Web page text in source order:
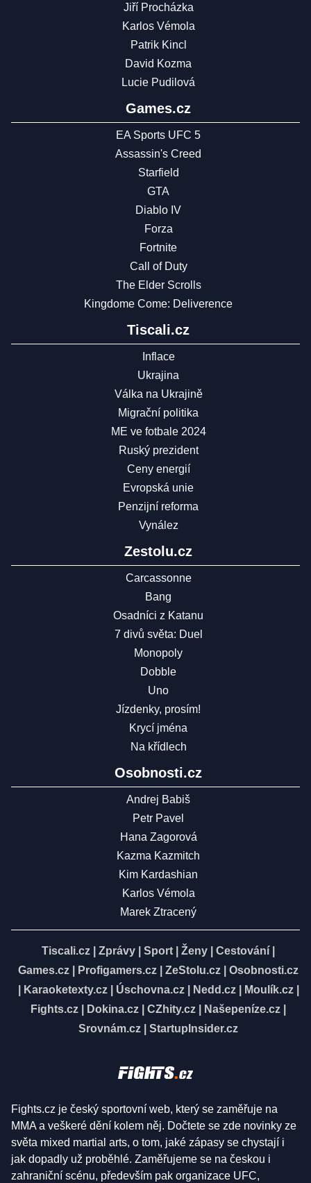
Jiří Procházka
Karlos Vémola
Patrik Kincl
David Kozma
Lucie Pudilová
Games.cz
EA Sports UFC 5
Assassin's Creed
Starfield
GTA
Diablo IV
Forza
Fortnite
Call of Duty
The Elder Scrolls
Kingdome Come: Deliverence
Tiscali.cz
Inflace
Ukrajina
Válka na Ukrajině
Migrační politika
ME ve fotbale 2024
Ruský prezident
Ceny energií
Evropská unie
Penzijní reforma
Vynález
Zestolu.cz
Carcassonne
Bang
Osadníci z Katanu
7 divů světa: Duel
Monopoly
Dobble
Uno
Jízdenky, prosím!
Krycí jména
Na křídlech
Osobnosti.cz
Andrej Babiš
Petr Pavel
Hana Zagorová
Kazma Kazmitch
Kim Kardashian
Karlos Vémola
Marek Ztracený
Tiscali.cz Zprávy Sport Ženy Cestování
Games.cz
Profigamers.cz ZeStolu.cz
Osobnosti.cz
Karaoketexty.cz| Úschovna.cz| Nedd.cz| Moulík.cz|
Fights.cz
Dokina.cz CZhity.cz Našepeníze.cz
Srovnám.cz
StartupInsider.cz
Fights.cz je český sportovní web, který se zaměřuje na
MMA a veškeré dění kolem něj. Dočtete se zde novinky ze
světa mixed martial arts, o tom, jaké zápasy se chystají i
jak dopadly už proběhlé. Zaměřujeme se na českou i
zahraniční scénu, především pak organizace UFC,